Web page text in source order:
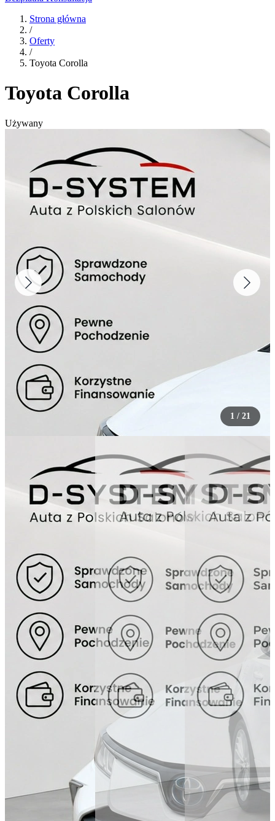
Strona główna
/
Oferty
/
Toyota Corolla
Toyota Corolla
Używany
1 / 21